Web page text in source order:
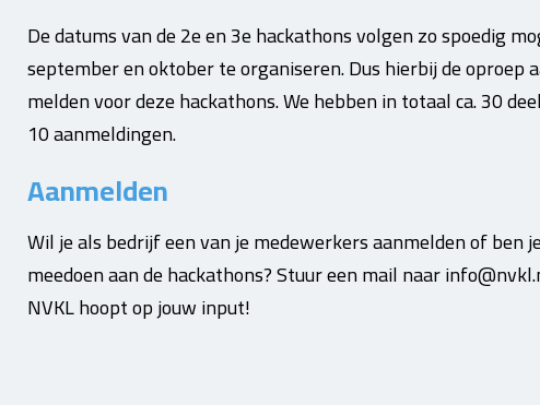
De datums van de 2e en 3e hackathons volgen zo spoedig
september en oktober te organiseren. Dus hierbij de oproep
melden voor deze hackathons. We hebben in totaal ca. 30
10 aanmeldingen.
Aanmelden
Wil je als bedrijf een van je medewerkers aanmelden of ben
meedoen aan de hackathons? Stuur een mail naar
NVKL hoopt op jouw input!